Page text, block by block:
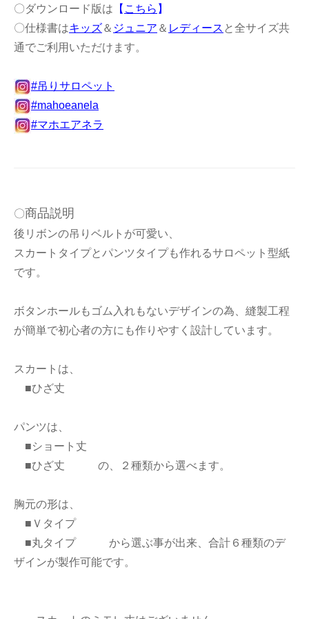
〇ダウンロード版は 【 こちら 】
〇仕様書はキッズ＆ ジュニア ＆ レディース と全サイズ共
通でご利用いただけます。
#吊りサロペット
#mahoeanela
#マホエアネラ
〇商品説明
後リボンの吊りベルトが可愛い、
スカートタイプとパンツタイプも作れるサロペット型紙
です。
ボタンホールもゴム入れもないデザインの為、縫製工程
が簡単で初心者の方にも作りやすく設計しています。
スカートは、
■ひざ丈
パンツは、
■ショート丈
■ひざ丈 の、２種類から選べます。
胸元の形は、
■Ｖタイプ
■丸タイプ から選ぶ事が出来、合計６種類のデ
ザインが製作可能です。